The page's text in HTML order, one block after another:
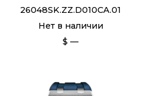
26048SK.ZZ.D010CA.01
Нет в наличии
$ —